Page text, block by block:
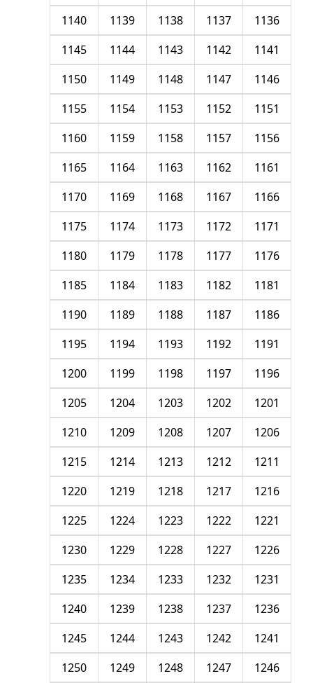
1136
1137
1138
1139
1140
1141
1142
1143
1144
1145
1146
1147
1148
1149
1150
1151
1152
1153
1154
1155
1156
1157
1158
1159
1160
1161
1162
1163
1164
1165
1166
1167
1168
1169
1170
1171
1172
1173
1174
1175
1176
1177
1178
1179
1180
1181
1182
1183
1184
1185
1186
1187
1188
1189
1190
1191
1192
1193
1194
1195
1196
1197
1198
1199
1200
1201
1202
1203
1204
1205
1206
1207
1208
1209
1210
1211
1212
1213
1214
1215
1216
1217
1218
1219
1220
1221
1222
1223
1224
1225
1226
1227
1228
1229
1230
1231
1232
1233
1234
1235
1236
1237
1238
1239
1240
1241
1242
1243
1244
1245
1246
1247
1248
1249
1250